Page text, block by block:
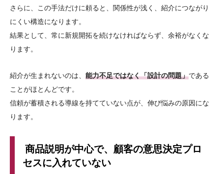
さらに、この手法だけに頼ると、関係性が浅く、紹介につながり
にくい構造になります。
結果として、常に新規開拓を続けなければならず、余裕がなくな
ります。
紹介が生まれないのは、 能力不足ではなく「設計の問題」である
ことがほとんどです。
信頼が蓄積される導線を持てていない点が、伸び悩みの原因にな
ります。
商品説明が中心で、顧客の意思決定プロ
セスに入れていない